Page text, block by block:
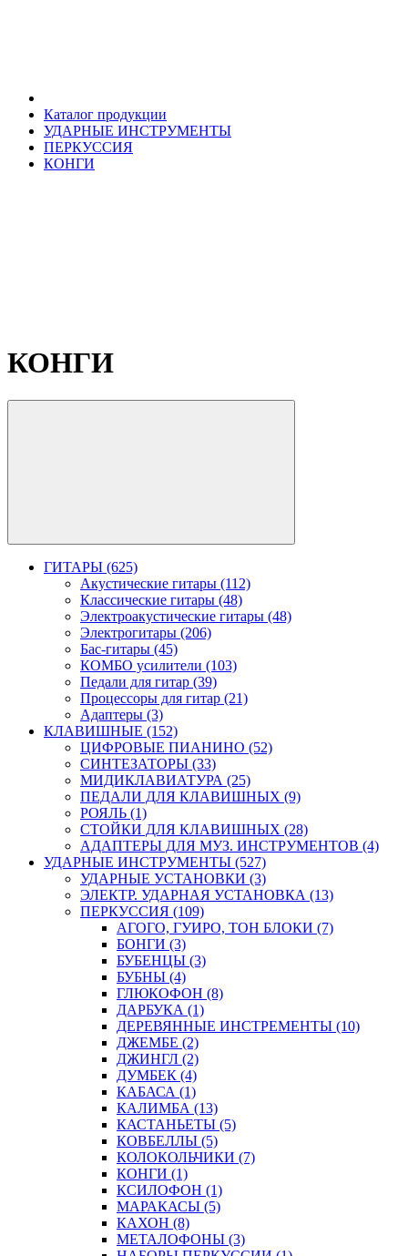
Каталог продукции
УДАРНЫЕ ИНСТРУМЕНТЫ
ПЕРКУССИЯ
КОНГИ
КОНГИ
ГИТАРЫ (625)
Акустические гитары (112)
Классические гитары (48)
Электроакустические гитары (48)
Электрогитары (206)
Бас-гитары (45)
КОМБО усилители (103)
Педали для гитар (39)
Процессоры для гитар (21)
Адаптеры (3)
КЛАВИШНЫЕ (152)
ЦИФРОВЫЕ ПИАНИНО (52)
СИНТЕЗАТОРЫ (33)
МИДИКЛАВИАТУРА (25)
ПЕДАЛИ ДЛЯ КЛАВИШНЫХ (9)
РОЯЛЬ (1)
СТОЙКИ ДЛЯ КЛАВИШНЫХ (28)
АДАПТЕРЫ ДЛЯ МУЗ. ИНСТРУМЕНТОВ (4)
УДАРНЫЕ ИНСТРУМЕНТЫ (527)
УДАРНЫЕ УСТАНОВКИ (3)
ЭЛЕКТР. УДАРНАЯ УСТАНОВКА (13)
ПЕРКУССИЯ (109)
АГОГО, ГУИРО, ТОН БЛОКИ (7)
БОНГИ (3)
БУБЕНЦЫ (3)
БУБНЫ (4)
ГЛЮКОФОН (8)
ДАРБУКА (1)
ДЕРЕВЯННЫЕ ИНСТРЕМЕНТЫ (10)
ДЖЕМБЕ (2)
ДЖИНГЛ (2)
ДУМБЕК (4)
КАБАСА (1)
КАЛИМБА (13)
КАСТАНЬЕТЫ (5)
КОВБЕЛЛЫ (5)
КОЛОКОЛЬЧИКИ (7)
КОНГИ (1)
КСИЛОФОН (1)
МАРАКАСЫ (5)
КАХОН (8)
МЕТАЛОФОНЫ (3)